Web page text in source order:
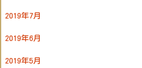
2019年7月
2019年6月
2019年5月